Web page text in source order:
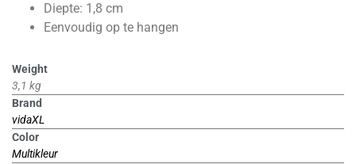
Diepte: 1,8 cm
Eenvoudig op te hangen
Weight
3,1 kg
Brand
vidaXL
Color
Multikleur